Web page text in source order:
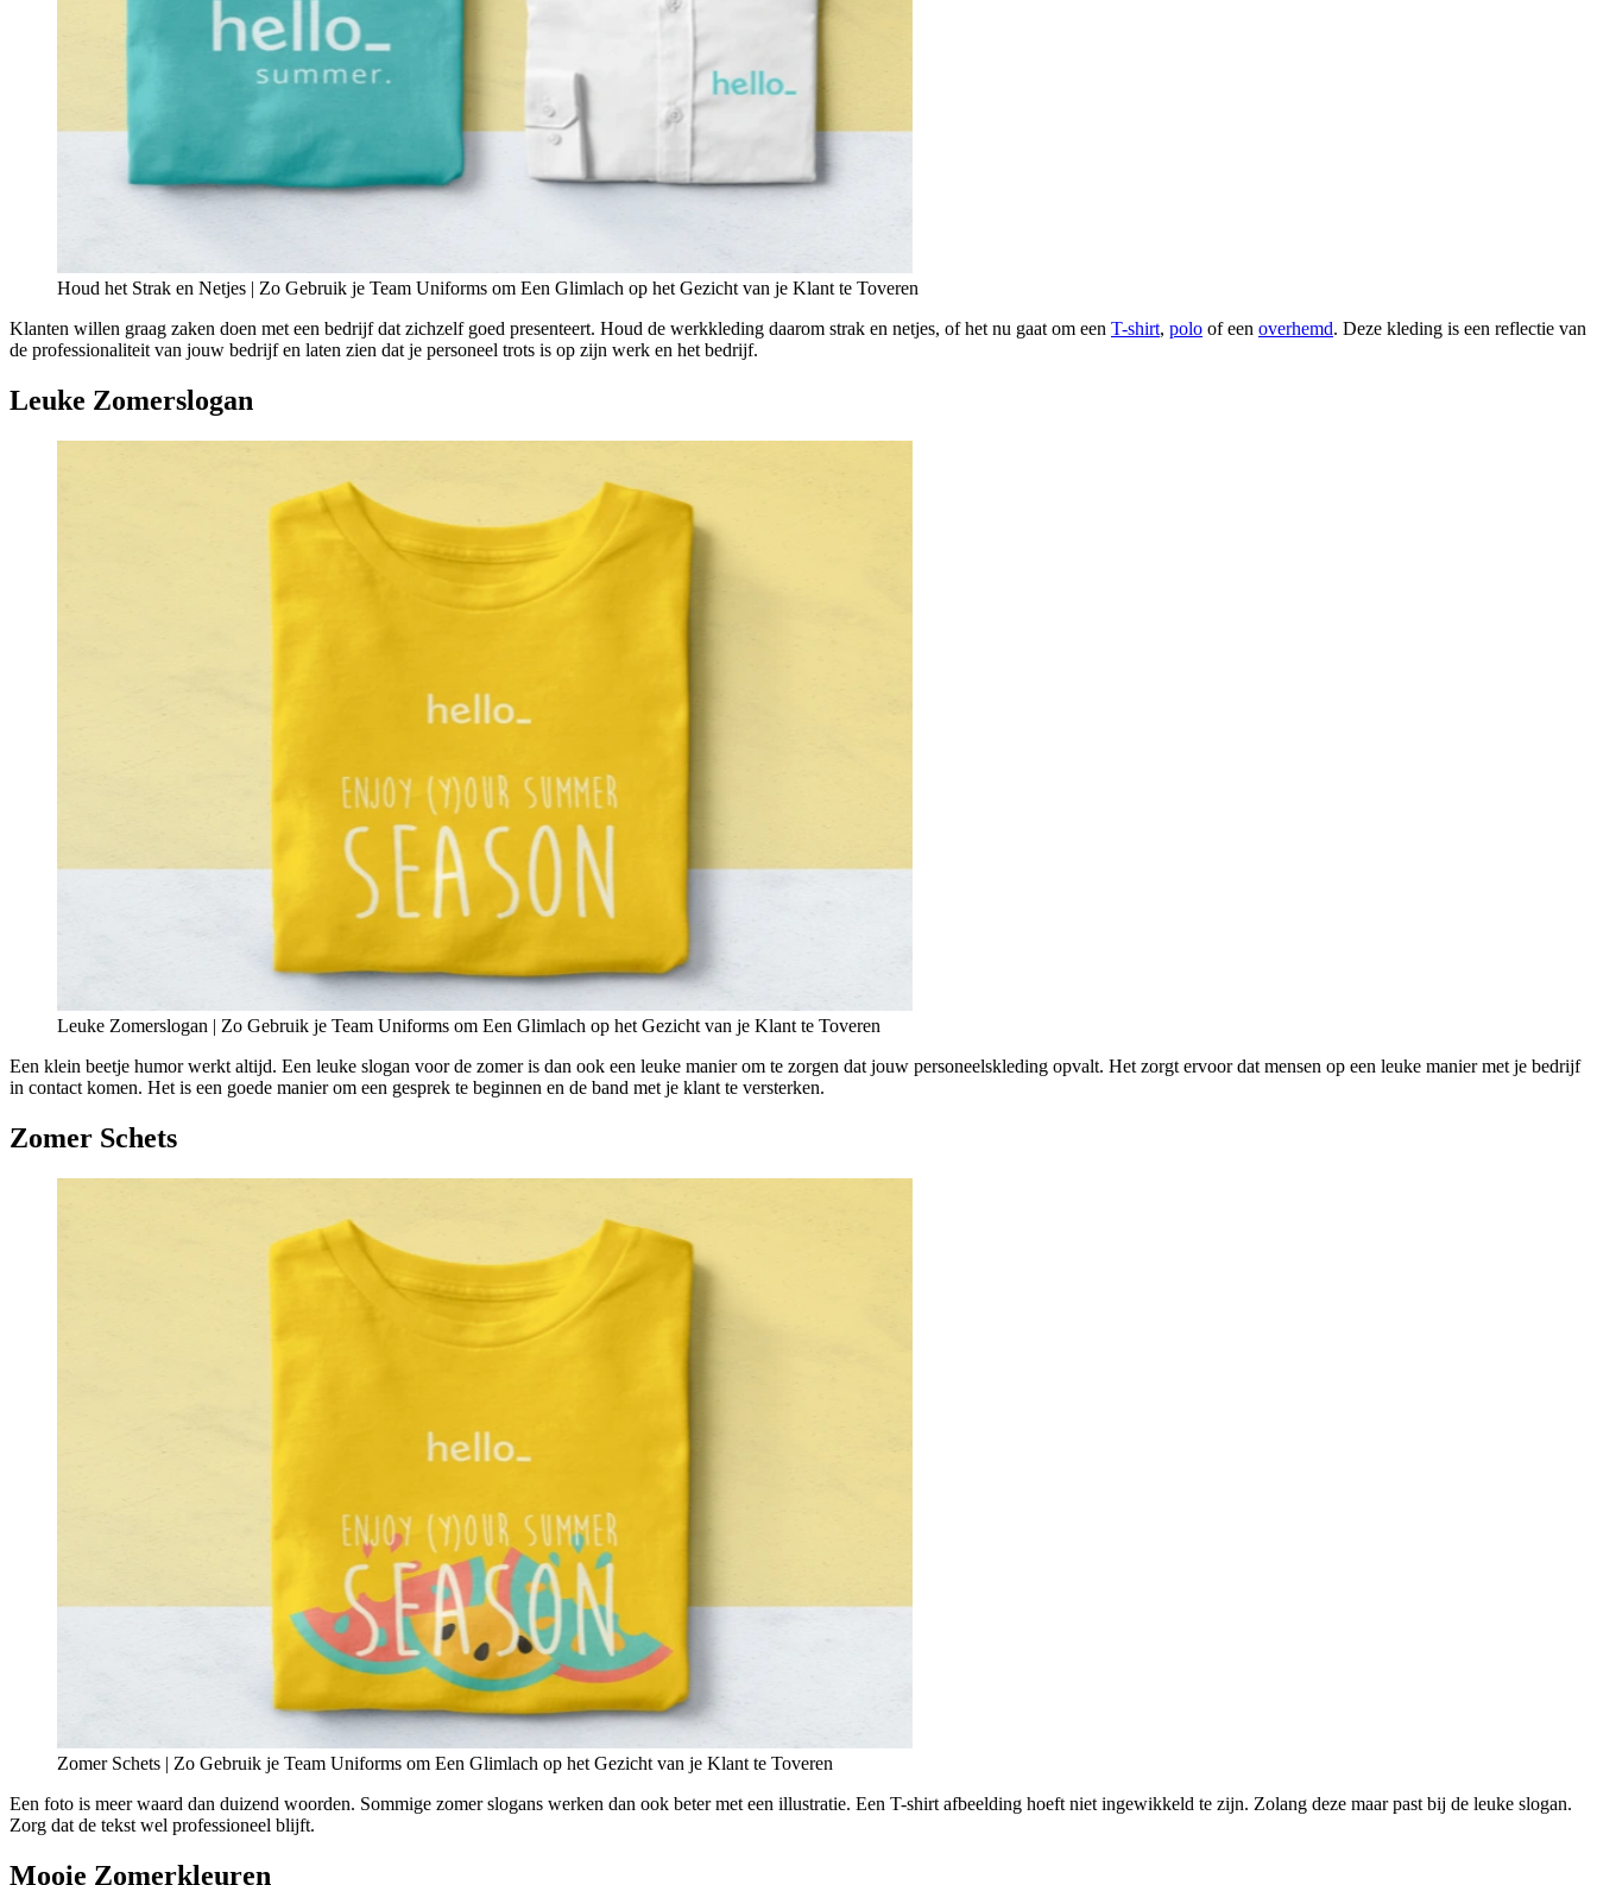
Houd het Strak en Netjes | Zo Gebruik je Team Uniforms om Een Glimlach op het Gezicht van je Klant te Toveren
Klanten willen graag zaken doen met een bedrijf dat zichzelf goed presenteert. Houd de werkkleding daarom strak en netjes, of het nu gaat om een T-shirt, polo of een overhemd. Deze kleding is een reflectie van
de professionaliteit van jouw bedrijf en laten zien dat je personeel trots is op zijn werk en het bedrijf.
Leuke Zomerslogan
Leuke Zomerslogan | Zo Gebruik je Team Uniforms om Een Glimlach op het Gezicht van je Klant te Toveren
Een klein beetje humor werkt altijd. Een leuke slogan voor de zomer is dan ook een leuke manier om te zorgen dat jouw personeelskleding opvalt. Het zorgt ervoor dat mensen op een leuke manier met je bedrijf
in contact komen. Het is een goede manier om een gesprek te beginnen en de band met je klant te versterken.
Zomer Schets
Zomer Schets | Zo Gebruik je Team Uniforms om Een Glimlach op het Gezicht van je Klant te Toveren
Een foto is meer waard dan duizend woorden. Sommige zomer slogans werken dan ook beter met een illustratie. Een T-shirt afbeelding hoeft niet ingewikkeld te zijn. Zolang deze maar past bij de leuke slogan.
Zorg dat de tekst wel professioneel blijft.
Mooie Zomerkleuren